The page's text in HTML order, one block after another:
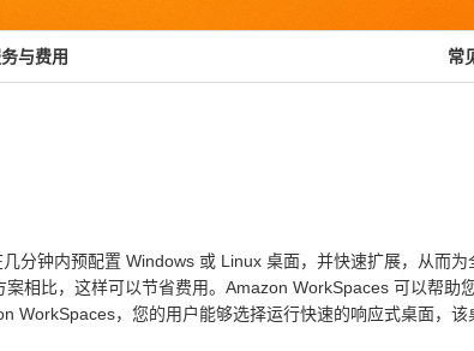
与费用 常
钟内预配置 Windows 或 Linux 桌面，并快速扩展，从而
相比，这样可以节省费用。Amazon WorkSpaces 可以帮助
，您的用户能够选择运行快速的响应式桌面，